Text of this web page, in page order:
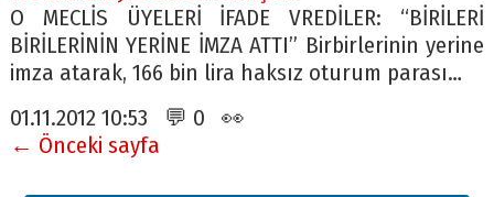
O MECLİS ÜYELERİ İFADE VREDİLER: “BİRİLERİ
BİRİLERİNİN YERİNE İMZA ATTI” Birbirlerinin yerine
imza atarak, 166 bin lira haksız oturum parası…
01.11.2012 10:53 💬 0 👀
← Önceki sayfa